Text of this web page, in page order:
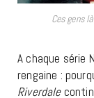
Ces gens
A chaque série
rengaine :
Riverdale